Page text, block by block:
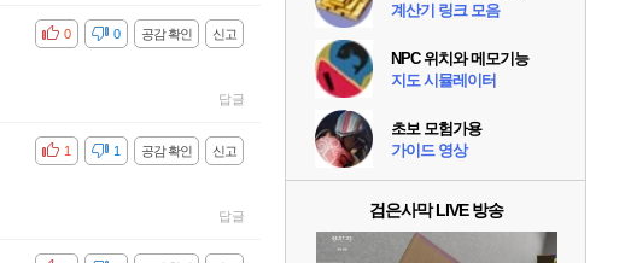
신고
공감 확인
비공감 0
0
답글
신고
공감 확인
비공감 1
1
답글
계산기 링크 모음
NPC 위치와 메모기능
지도 시뮬레이터
초보 모험가용
가이드 영상
검은사막 LIVE 방송